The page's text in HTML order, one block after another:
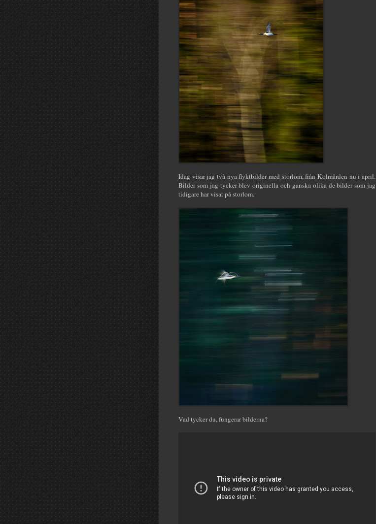
Idag visar jag två nya flyktbilder med storlom, från Kolmården nu i april.
Bilder som jag tycker blev originella och ganska olika de bilder som jag
tidigare har visat på storlom.
Vad tycker du, fungerar bilderna?